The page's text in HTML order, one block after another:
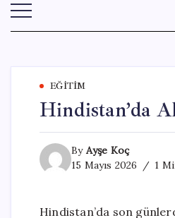
EĞITIM
Hindistan’da
By Ayşe Koç
15 Mayıs 2026
1
Hindistan’da son